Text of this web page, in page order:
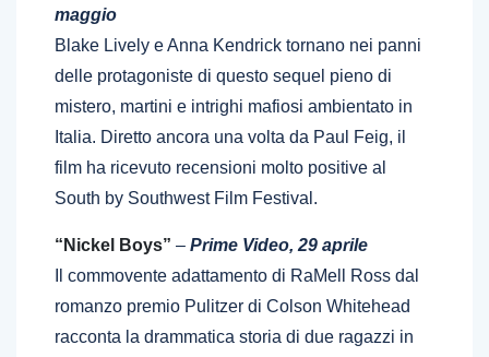
maggio
Blake Lively e Anna Kendrick tornano nei panni
delle protagoniste di questo sequel pieno di
mistero, martini e intrighi mafiosi ambientato in
Italia. Diretto ancora una volta da Paul Feig, il
film ha ricevuto recensioni molto positive al
South by Southwest Film Festival.
“Nickel Boys” – Prime Video, 29 aprile
Il commovente adattamento di RaMell Ross dal
romanzo premio Pulitzer di Colson Whitehead
racconta la drammatica storia di due ragazzi in